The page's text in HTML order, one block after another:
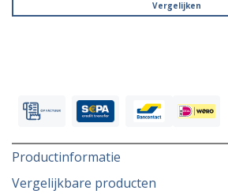
Vergelijken
Productinformatie
Vergelijkbare producten